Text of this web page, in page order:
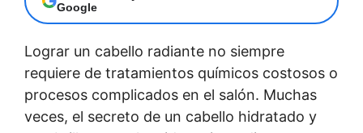
Google
Lograr un cabello radiante no siempre
requiere de tratamientos químicos costosos o
procesos complicados en el salón. Muchas
veces, el secreto de un cabello hidratado y